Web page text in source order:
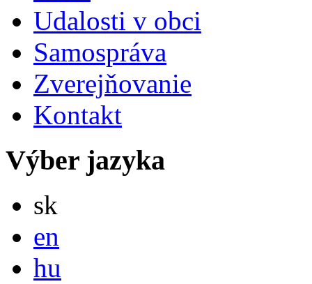
Udalosti v obci
Samospráva
Zverejňovanie
Kontakt
Výber jazyka
sk
en
hu